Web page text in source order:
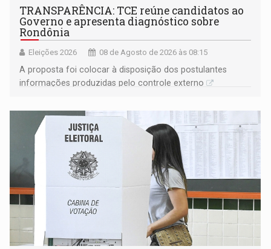
TRANSPARÊNCIA: TCE reúne candidatos ao
Governo e apresenta diagnóstico sobre
Rondônia
Eleições 2026 08 de Agosto de 2026 às 08:15
A proposta foi colocar à disposição dos postulantes
informações produzidas pelo controle externo